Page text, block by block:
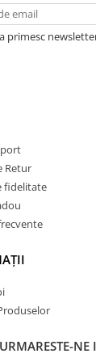
oferind un plus
moale și mai
și substanțe
mai fin, mai
crescută
chimice,
realizate din
și forma și
oferind un
acest
primesc
Retur
fidelitate
URMARESTE-